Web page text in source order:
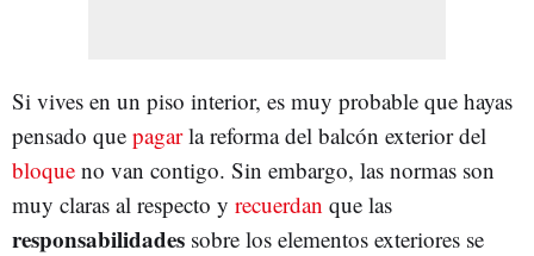
Si vives en un piso interior, es muy probable que hayas
pensado que pagarla reforma del balcón exterior del
bloque no van contigo. Sin embargo, las normas son
muy claras al respecto y recuerdan que las
responsabilidades sobre los elementos exteriores se